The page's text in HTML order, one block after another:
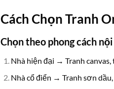
Cách Chọn Tranh
Chọn theo phong cách
Nhà hiện đại → Tranh
Nhà cổ điển → Tranh sơn